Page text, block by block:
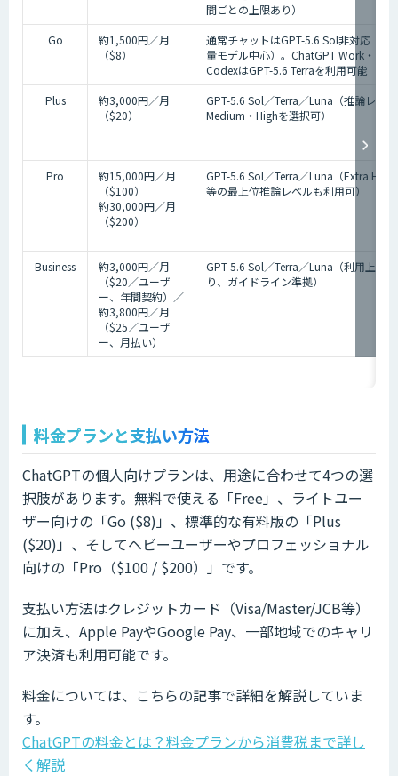
間ごとの上限あり）
Go
約1,500円／月
（$8）
通常チャットはGPT-5.6 Sol非対応（軽
量モデル中心）。ChatGPT Work・
CodexはGPT-5.6 Terraを利用可能
Plus
約3,000円／月
（$20）
GPT-5.6 Sol／Terra／Luna（推論レベル
Medium・Highを選択可）
Pro
約15,000円／月
（$100）
約30,000円／月
（$200）
GPT-5.6 Sol／Terra／Luna（Extra High
等の最上位推論レベルも利用可）
Business
約3,000円／月
（$20／ユーザ
ー、年間契約）／
約3,800円／月
（$25／ユーザ
ー、月払い）
GPT-5.6 Sol／Terra／Luna（利用上限あ
り、ガイドライン準拠）
料金プランと支払い方法
ChatGPTの個人向けプランは、用途に合わせて4つの選
択肢があります。無料で使える「Free」、ライトユー
ザー向けの「Go ($8)」、標準的な有料版の「Plus
($20)」、そしてヘビーユーザーやプロフェッショナル
向けの「Pro（$100 / $200）」です。
支払い方法はクレジットカード（Visa/Master/JCB等）
に加え、Apple PayやGoogle Pay、一部地域でのキャリ
ア決済も利用可能です。
料金については、こちらの記事で詳細を解説していま
す。
ChatGPTの料金とは？料金プランから消費税まで詳し
く解説